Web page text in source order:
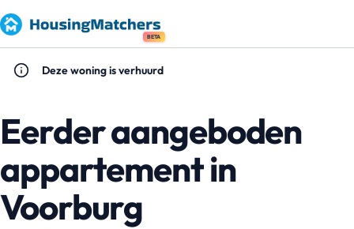
BETA
Deze woning is verhuurd
Eerder aangeboden
appartement in
Voorburg